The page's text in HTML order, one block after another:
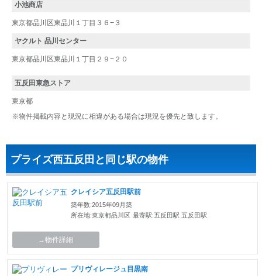
小池商店
東京都品川区東品川１丁目３６−３
ヤクルト 品川センター
東京都品川区東品川１丁目２９−２０
五反田東急ストア
東京都
※物件掲載内容と現況に相違がある場合は現況を優先と致します。
プライズ西五反田と同じ駅の物件
クレイシア五反田駅前
築年数:2015年09月築
所在地:東京都品川区 最寄駅:五反田駅 五反田駅
→物件詳細
プリヴィレージュ目黒南